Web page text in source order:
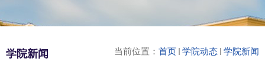
当前位置： 首页 学院动态 学院新闻
学院新闻